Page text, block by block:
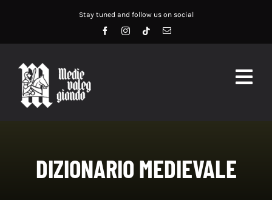
contenuto
Stay tuned and follow us on social
DIZIONARIO MEDIEVALE